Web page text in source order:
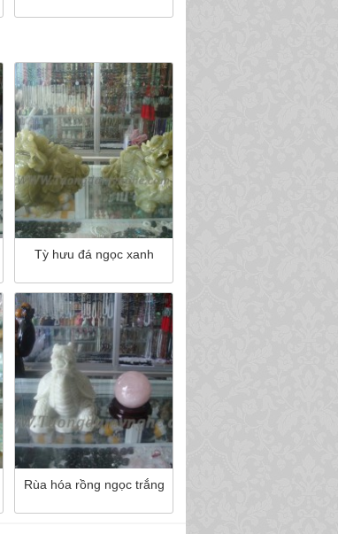
Tỳ hưu đá ngọc xanh
Rùa hóa rồng ngọc trắng